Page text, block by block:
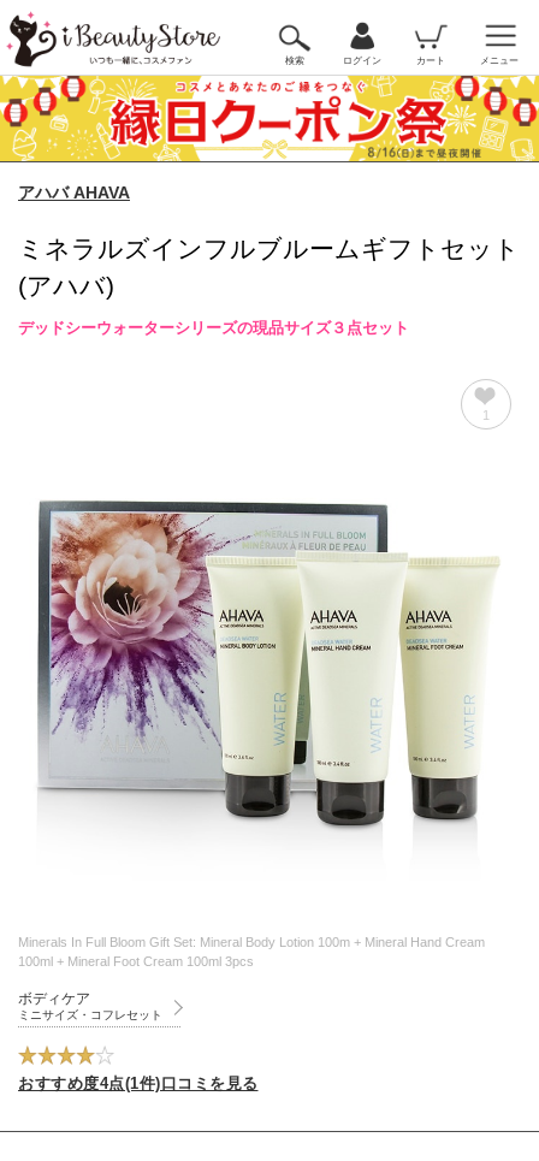
検索 ログイン カート メニュー
アハバ AHAVA
ミネラルズインフルブルームギフトセット
(アハバ)
デッドシーウォーターシリーズの現品サイズ３点セット
1
Minerals In Full Bloom Gift Set: Mineral Body Lotion 100m + Mineral Hand Cream
100ml + Mineral Foot Cream 100ml 3pcs
ボディケア
ミニサイズ・コフレセット
おすすめ度4点(1件)口コミを見る